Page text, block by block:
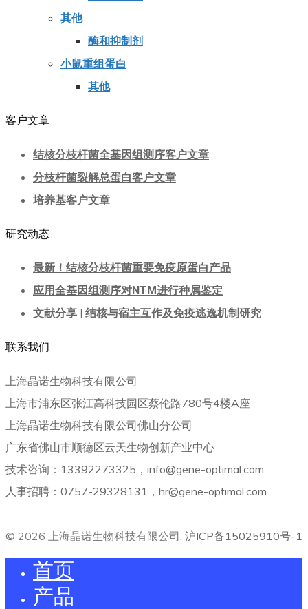
其他
酶和抑制剂
小鼠重组蛋白
其他
客户文章
结核分枝杆菌全基因组测序客户文章
分枝杆菌裂解总蛋白客户文章
培养基客户文章
研究动态
最新！结核分枝杆菌重要免疫原蛋白产品
应用全基因组测序对NTM进行种属鉴定
文献分享 | 结核与宿主互作及免疫逃逸机制研究
联系我们
上海晶诺生物科技有限公司
上海市浦东区张江高科技园区蔡伦路780号4楼A座
上海晶诺生物科技有限公司佛山分公司
广东省佛山市顺德区云天生物创新产业中心
技术咨询：13392273325，info@gene-optimal.com
人事招聘：0757-29328131，hr@gene-optimal.com
© 2026 上海晶诺生物科技有限公司. 沪ICP备15025910号-1
首页
产品